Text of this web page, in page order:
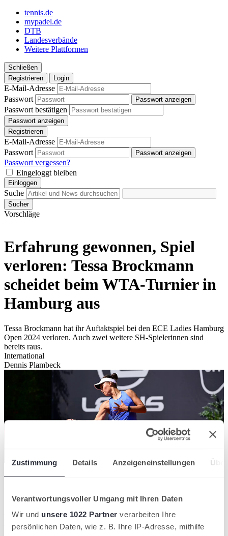
Zustimmung Details Anzeigeneinstellungen
Verantwortungsvoller Umgang mit Ihren Daten
Wir und unsere 1022 Partner verarbeiten Ihre
persönlichen Daten, wie z. B. Ihre IP-Adresse, mithilfe
tennis.de
mypadel.de
DTB
Landesverbände
Weitere Plattformen
Schließen
Registrieren
Login
E-Mail-Adresse
Passwort
Passwort anzeigen
Passwort bestätigen
Passwort anzeigen
Registrieren
E-Mail-Adresse
Passwort
Passwort anzeigen
Passwort vergessen?
Eingeloggt bleiben
Einloggen
Suche
Sucher
Vorschläge
Erfahrung gewonnen, Spiel
verloren: Tessa Brockmann
scheidet beim WTA-Turnier in
Hamburg aus
Tessa Brockmann hat ihr Auftaktspiel bei den ECE Ladies Hamburg
Open 2024 verloren. Auch zwei weitere SH-Spielerinnen sind
bereits raus.
International
Dennis Plambeck
Es war ein großer Traum, der in Erfüllung ging. Einmal in ihrer
Abenteuer WTA-Turnier am Rothenbaum endete für Tessa
Brockmann bereits in der ersten Runde. Die mit einer Wildcard an
den Start gegangene Spielerin des TC an der Schirnau verlor ihr
Auftaktmatch gegen die serbische Qualifikantin Dejana Radanovic
mit 6:3 6:0. Dennoch ist die Teilnahme an einem so großen Turnier